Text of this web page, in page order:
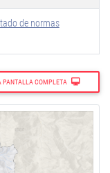
de normas
PANTALLA COMPLETA